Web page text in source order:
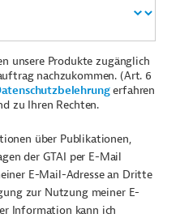
unsere Produkte zugänglich
nachzukommen. (Art. 6
erfahren
zu Ihren Rechten.
über Publikationen,
der GTAI per E-Mail
E-Mail-Adresse an Dritte
zur Nutzung meiner E-
Information kann ich